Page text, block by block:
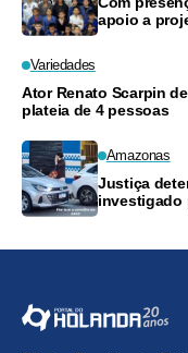
apoio a
Variedades
Ator Renato Scarpin
plateia de 4 pessoas
Amazonas
Justiça
investigado